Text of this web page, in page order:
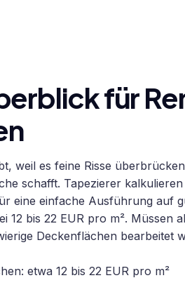
für
weil es feine Risse
schafft. Tapezierer
eine einfache Ausführung auf
12 bis 22 EUR pro m². Müssen
Deckenflächen bearbeitet
etwa 12 bis 22 EUR pro m²